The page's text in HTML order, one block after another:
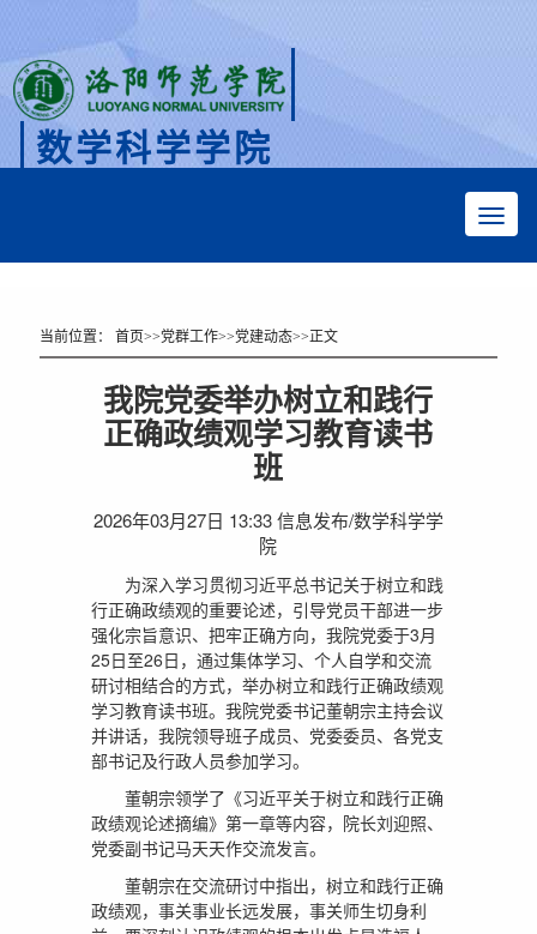
数学科学学院
当前位置：首页>>党群工作>>党建动态>>正文
我院党委举办树立和践行
正确政绩观学习教育读书
班
2026年03月27日 13:33 信息发布/数学科学学
院
为深入学习贯彻习近平总书记关于树立和践
行正确政绩观的重要论述，引导党员干部进一步
强化宗旨意识、把牢正确方向，我院党委于3月
25日至26日，通过集体学习、个人自学和交流
研讨相结合的方式，举办树立和践行正确政绩观
学习教育读书班。我院党委书记董朝宗主持会议
并讲话，我院领导班子成员、党委委员、各党支
部书记及行政人员参加学习。
董朝宗领学了《习近平关于树立和践行正确
政绩观论述摘编》第一章等内容，院长刘迎照、
党委副书记马天天作交流发言。
董朝宗在交流研讨中指出，树立和践行正确
政绩观，事关事业长远发展，事关师生切身利